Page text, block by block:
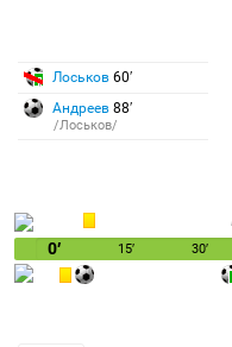
Лоськов 60′
Андреев 88′
/Лоськов/
0′ 15′ 30′